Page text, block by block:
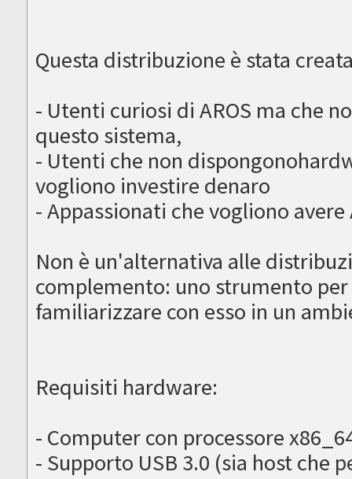
Questa distribuzione è stata
- Utenti curiosi di AROS ma che
questo sistema,
- Utenti che non
vogliono investire denaro
- Appassionati che vogliono
Non è un'alternativa alle
complemento: uno strumento
familiarizzare con esso in un
Requisiti hardware:
- Computer con processore
- Supporto USB 3.0 (sia host che